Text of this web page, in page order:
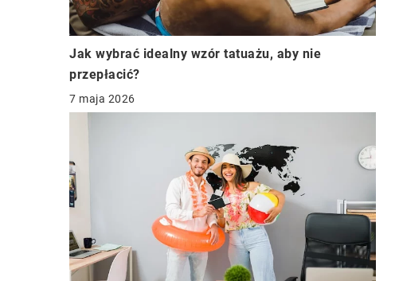
Jak wybrać idealny wzór tatuażu, aby nie
przepłacić?
7 maja 2026